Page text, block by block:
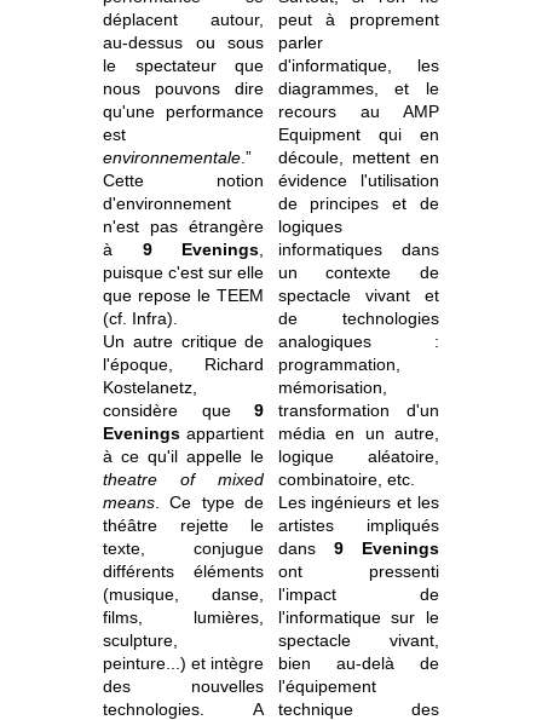
déplacent autour,
au-dessus ou sous
le spectateur que
nous pouvons dire
qu'une performance
est
environnementale .”
Cette notion
d'environnement
n'est pas étrangère
à 9 Evenings
puisque c'est sur elle
que repose le TEEM
(cf. Infra).
Un autre critique de
l'époque, Richard
Kostelanetz,
considère que9
Evenings appartient
à ce qu'il appelle le
theatre of mixed
means . Ce type de
théâtre rejette le
texte, conjugue
différents éléments
(musique, danse,
films, lumières,
sculpture,
peinture...) et intègre
des nouvelles
technologies. A
peut à proprement
parler
d'informatique, les
diagrammes, et le
recours au AMP
Equipment qui en
découle, mettent en
évidence l'utilisation
de principes et de
logiques
informatiques dans
un contexte de
spectacle vivant et
de technologies
analogiques :
programmation,
mémorisation,
transformation d'un
média en un autre,
logique aléatoire,
combinatoire, etc.
Les ingénieurs et les
artistes impliqués
dans 9 Evenings
ont pressenti
l'impact de
l'informatique sur le
spectacle vivant,
bien au-delà de
l'équipement
technique des